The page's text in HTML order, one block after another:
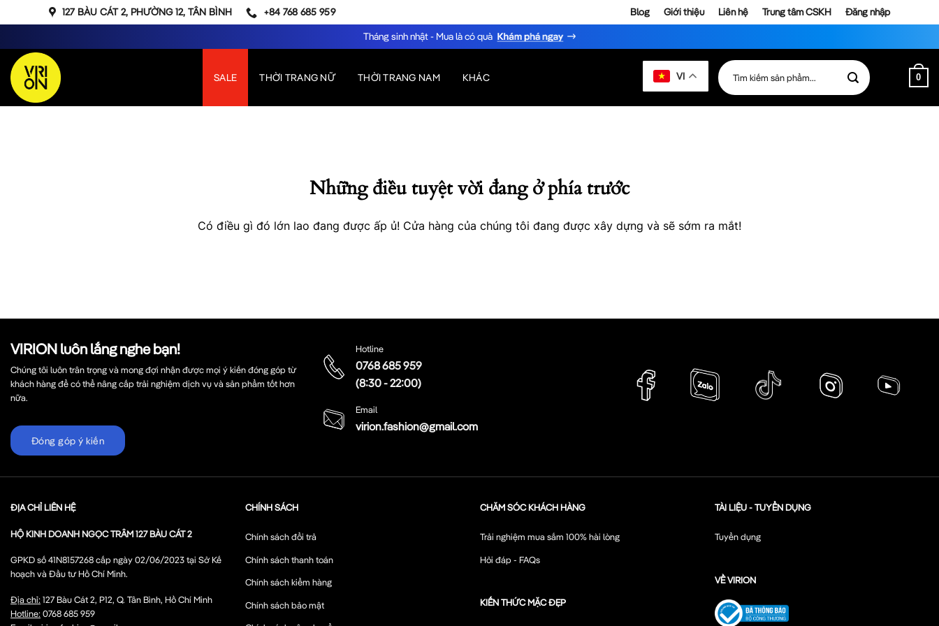
qua
dung
127 BÀU CÁT 2, PHƯỜNG 12, TÂN BÌNH +84 768 685 959 Blog Giới thiệu Liên hệ Trung tâm CSKH
Đăng nhập
Tháng sinh nhật - Mua là có quà
SALE THỜI TRANG NỮ THỜI TRANG NAM KHÁC VI
Tìm
kiếm:
0
Những điều tuyệt vời đang ở phía trước
Có điều gì đó lớn lao đang được ấp ủ! Cửa hàng của chúng tôi đang được xây dựng và sẽ sớm ra mắt!
VIRION luôn lắng nghe bạn!
Chúng tôi luôn trân trọng và mong đợi nhận được mọi ý kiến đóng góp từ
khách hàng để có thể nâng cấp trải nghiệm dịch vụ và sản phẩm tốt hơn
nữa.
Đóng góp ý kiến
Hotline
0768 685 959
(8:30 - 22:00)
Email
virion.fashion@gmail.com
ĐỊA CHỈ LIÊN HỆ
HỘ KINH DOANH NGỌC TRÂM 127 BÀU CÁT 2
GPKD số 41N8157268 cấp ngày 02/06/2023 tại Sở Kế
hoạch và Đầu tư Hồ Chí Minh.
Địa chỉ:127 Bàu Cát 2, P12, Q. Tân Bình, Hồ Chí Minh
Hotline:0768 685 959
CHÍNH SÁCH
Chính sách đổi trả
Chính sách thanh toán
Chính sách kiểm hàng
Chính sách bảo mật
CHĂM SÓC KHÁCH HÀNG
Trải nghiệm mua sắm 100% hài lòng
Hỏi đáp - FAQs
KIẾN THỨC MẶC ĐẸP
TÀI LIỆU - TUYỂN DỤNG
Tuyển dụng
VỀ VIRION